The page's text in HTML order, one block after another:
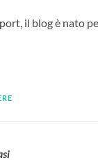
il blog è nato